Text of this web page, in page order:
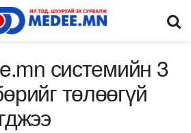
системийн 3
төлөөгүй